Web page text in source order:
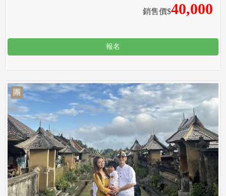
銷售價$40,000
報名
團